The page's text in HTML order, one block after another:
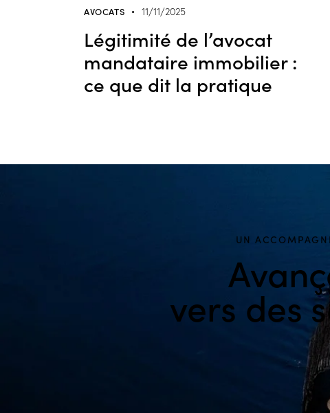
AVOCATS 11/11/2025
Légitimité de l’avocat
mandataire immobilier :
ce que dit la pratique
UN
vers des